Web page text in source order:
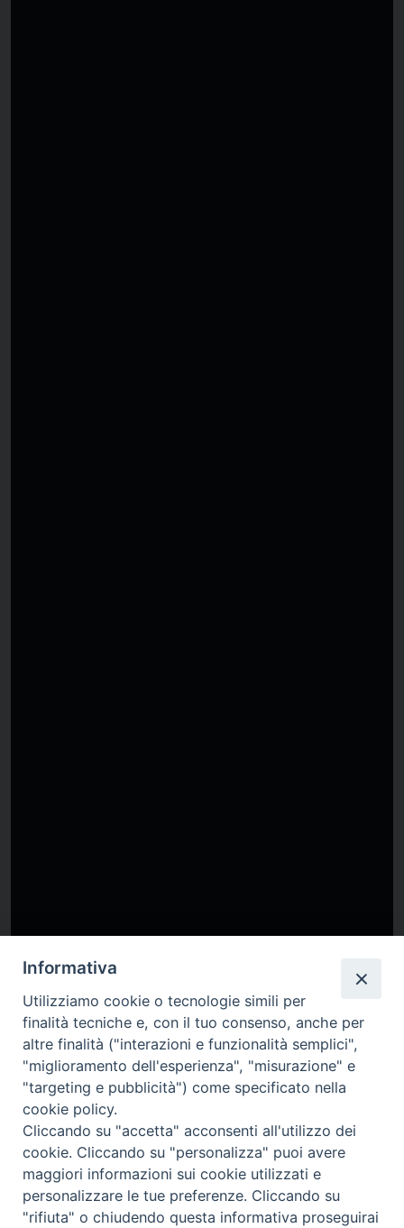
Informativa
Utilizziamo cookie o tecnologie simili per
finalità tecniche e, con il tuo consenso, anche per
altre finalità ("interazioni e funzionalità semplici",
"miglioramento dell'esperienza", "misurazione" e
"targeting e pubblicità") come specificato nella
cookie policy.
Cliccando su "accetta" acconsenti all'utilizzo dei
cookie. Cliccando su "personalizza" puoi avere
maggiori informazioni sui cookie utilizzati e
personalizzare le tue preferenze. Cliccando su
"rifiuta" o chiudendo questa informativa proseguirai